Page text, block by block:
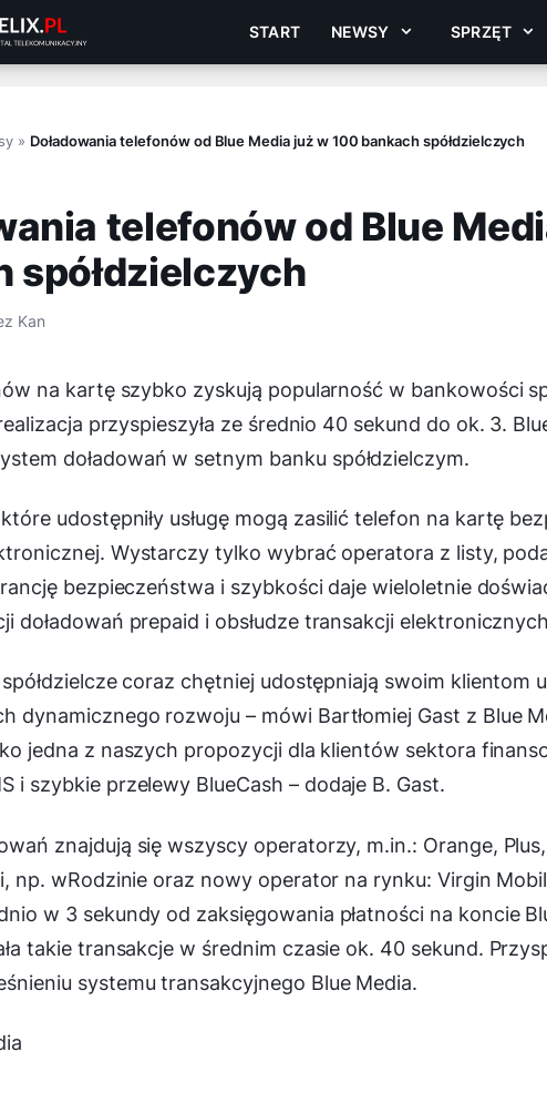
START NEWSY SPRZĘT
» Doładowania telefonów od Blue Media już w 100 bankach spółdzielczych
telefonów od Blue
spółdzielczych
Kan
na kartę szybko zyskują popularność w bankowości
przyspieszyła ze średnio 40 sekund do ok. 3.
doładowań w setnym banku spółdzielczym.
udostępniły usługę mogą zasilić telefon na kartę
Wystarczy tylko wybrać operatora z listy,
bezpieczeństwa i szybkości daje wieloletnie
doładowań prepaid i obsłudze transakcji
coraz chętniej udostępniają swoim klientom
dynamicznego rozwoju– mówi Bartłomiej Gast z Blue
jedna z naszych propozycji dla klientów sektora
i szybkie przelewy BlueCash – dodaje B. Gast.
znajdują się wszyscy operatorzy, m.in.: Orange,
np. wRodzinie oraz nowy operator na rynku: Virgin
w 3 sekundy od zaksięgowania płatności na koncie
takie transakcje w średnim czasie ok. 40 sekund.
systemu transakcyjnego Blue Media.